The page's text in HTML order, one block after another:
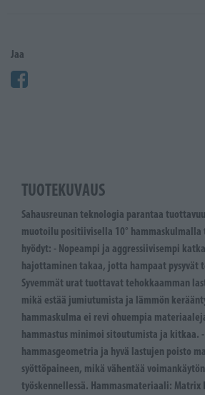
Jaa
TUOTEKUVAUS
Sahausreunan teknologia parantaa
muotoilu positiivisella 10°
hyödyt: - Nopeampi ja aggressiivisempi
hajottaminen takaa, jotta hampaat pysyvät
Syvemmät urat tuottavat tehokkaamman
mikä estää jumiutumista ja lämmön
hammaskulma ei revi ohuempia
hammastus minimoi sitoutumista ja kitkaa. -
hammasgeometria ja hyvä lastujen poisto
syöttöpaineen, mikä vähentää
työskennellessä. Hammasmateriaali: Matrix